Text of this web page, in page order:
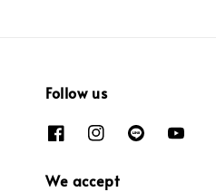
Follow us
We accept